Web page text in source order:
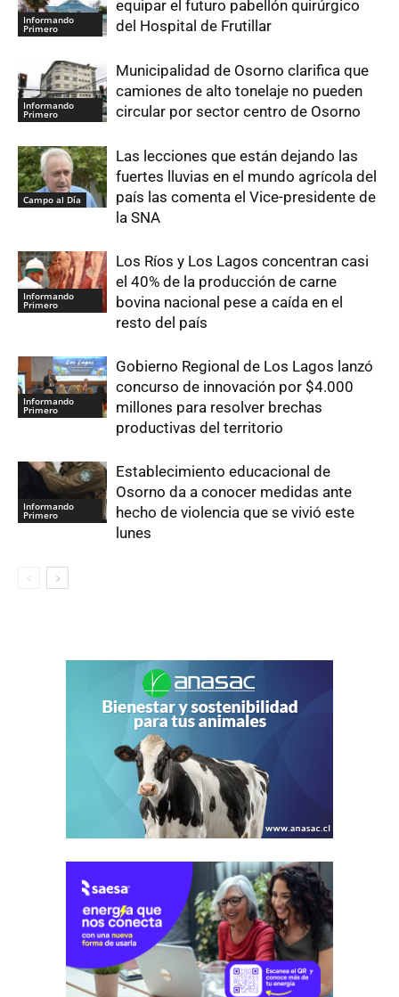
Informando
Primero
equipar el futuro pabellón quirúrgico
del Hospital de Frutillar
Informando
Primero
Municipalidad de Osorno clarifica que
camiones de alto tonelaje no pueden
circular por sector centro de Osorno
Campo al Día
Las lecciones que están dejando las
fuertes lluvias en el mundo agrícola del
país las comenta el Vice-presidente de
la SNA
Informando
Primero
Los Ríos y Los Lagos concentran casi
el 40% de la producción de carne
bovina nacional pese a caída en el
resto del país
Informando
Primero
Gobierno Regional de Los Lagos lanzó
concurso de innovación por $4.000
millones para resolver brechas
productivas del territorio
Informando
Primero
Establecimiento educacional de
Osorno da a conocer medidas ante
hecho de violencia que se vivió este
lunes